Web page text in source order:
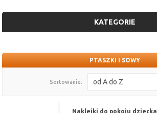
KATEGORIE
PTASZKI I SOWY
Sortowanie: od A do Z
Naklejki do pokoju dziecka